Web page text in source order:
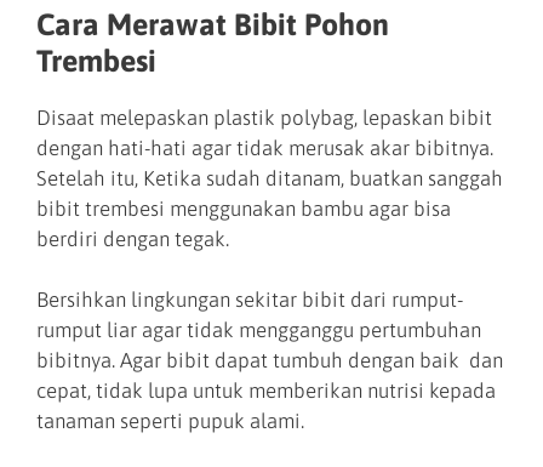
Cara Merawat Bibit Pohon
Trembesi
Disaat melepaskan plastik polybag, lepaskan bibit
dengan hati-hati agar tidak merusak akar bibitnya.
Setelah itu, Ketika sudah ditanam, buatkan sanggah
bibit trembesi menggunakan bambu agar bisa
berdiri dengan tegak.
Bersihkan lingkungan sekitar bibit dari rumput-
rumput liar agar tidak mengganggu pertumbuhan
bibitnya. Agar bibit dapat tumbuh dengan baik dan
cepat, tidak lupa untuk memberikan nutrisi kepada
tanaman seperti pupuk alami.